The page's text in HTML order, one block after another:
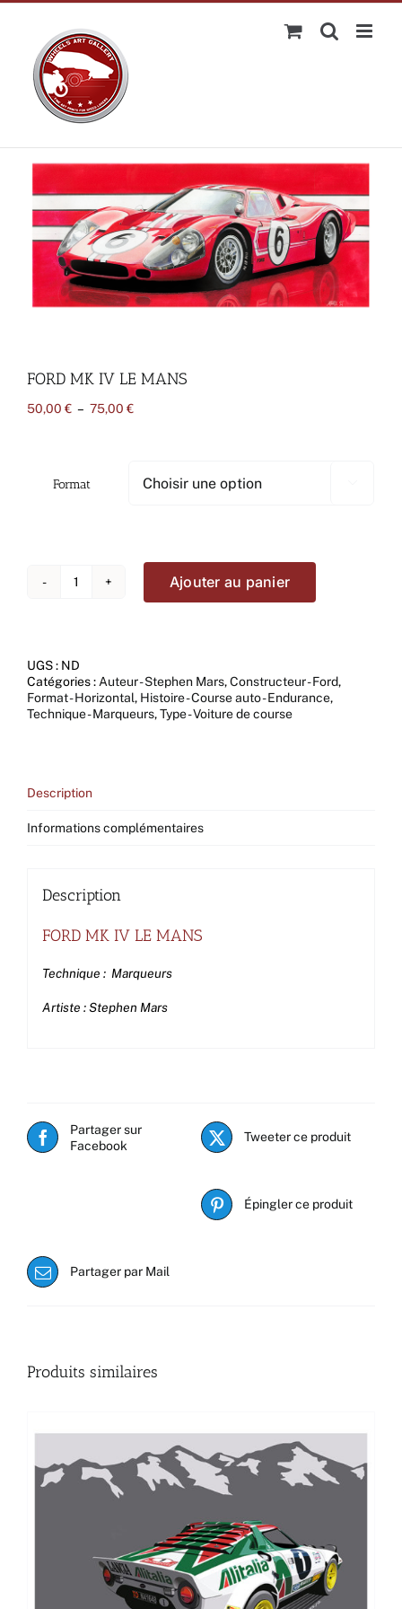
Passer
FORD MK IV LE MANS
50,00 € – 75,00 €Plage
75,00 €
Format
quantité
LE
MANS
Ajouter au panier
UGS : ND
Catégories : Auteur - Stephen Mars,Constructeur - Ford,
Format - Horizontal, Histoire - Course auto - Endurance,
Technique - Marqueurs,Type - Voiture de course
Description
Informations complémentaires
Description
FORD MK IV LE MANS
Technique : Marqueurs
Artiste : Stephen Mars
Partager sur
Facebook
Tweeter ce produit
Épingler ce produit
Partager par Mail
Produits similaires